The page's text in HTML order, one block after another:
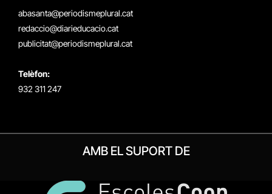
abasanta@periodismeplural.cat
redaccio@diarieducacio.cat
publicitat@periodismeplural.cat
Telèfon:
932 311 247
AMB EL SUPORT DE